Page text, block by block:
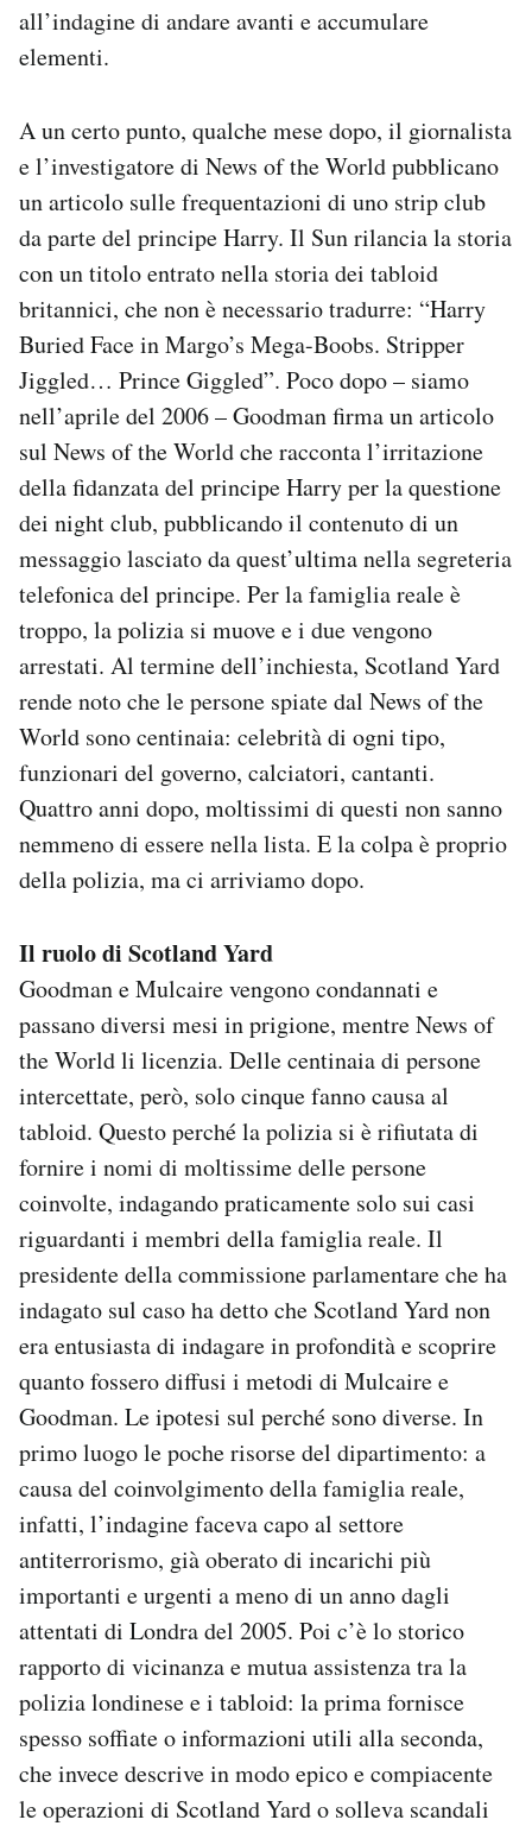
all’indagine di andare avanti e accumulare
elementi.
A un certo punto, qualche mese dopo, il giornalista
e l’investigatore di News of the World pubblicano
un articolo sulle frequentazioni di uno strip club
da parte del principe Harry. Il Sun rilancia la storia
con un titolo entrato nella storia dei tabloid
britannici, che non è necessario tradurre: “Harry
Buried Face in Margo’s Mega-Boobs. Stripper
Jiggled… Prince Giggled”. Poco dopo – siamo
nell’aprile del 2006 – Goodman firma un articolo
sul News of the World che racconta l’irritazione
della fidanzata del principe Harry per la questione
dei night club, pubblicando il contenuto di un
messaggio lasciato da quest’ultima nella segreteria
telefonica del principe. Per la famiglia reale è
troppo, la polizia si muove e i due vengono
arrestati. Al termine dell’inchiesta, Scotland Yard
rende noto che le persone spiate dal News of the
World sono centinaia: celebrità di ogni tipo,
funzionari del governo, calciatori, cantanti.
Quattro anni dopo, moltissimi di questi non sanno
nemmeno di essere nella lista. E la colpa è proprio
della polizia, ma ci arriviamo dopo.
Il ruolo di Scotland Yard
Goodman e Mulcaire vengono condannati e
passano diversi mesi in prigione, mentre News of
the World li licenzia. Delle centinaia di persone
intercettate, però, solo cinque fanno causa al
tabloid. Questo perché la polizia si è rifiutata di
fornire i nomi di moltissime delle persone
coinvolte, indagando praticamente solo sui casi
riguardanti i membri della famiglia reale. Il
presidente della commissione parlamentare che ha
indagato sul caso ha detto che Scotland Yard non
era entusiasta di indagare in profondità e scoprire
quanto fossero diffusi i metodi di Mulcaire e
Goodman. Le ipotesi sul perché sono diverse. In
primo luogo le poche risorse del dipartimento: a
causa del coinvolgimento della famiglia reale,
infatti, l’indagine faceva capo al settore
antiterrorismo, già oberato di incarichi più
importanti e urgenti a meno di un anno dagli
attentati di Londra del 2005. Poi c’è lo storico
rapporto di vicinanza e mutua assistenza tra la
polizia londinese e i tabloid: la prima fornisce
spesso soffiate o informazioni utili alla seconda,
che invece descrive in modo epico e compiacente
le operazioni di Scotland Yard o solleva scandali